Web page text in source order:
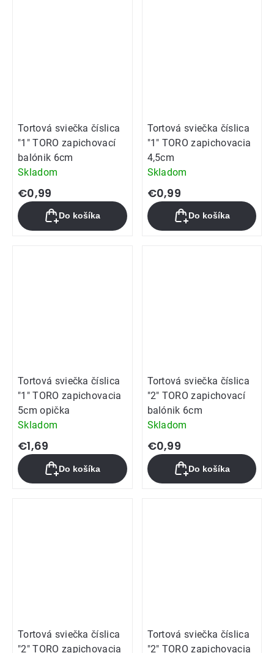
Tortová sviečka číslica
"1" TORO zapichovací
balónik 6cm
Skladom
€0,99
Do košíka
Tortová sviečka číslica
"1" TORO zapichovacia
4,5cm
Skladom
€0,99
Do košíka
Tortová sviečka číslica
"1" TORO zapichovacia
5cm opička
Skladom
€1,69
Do košíka
Tortová sviečka číslica
"2" TORO zapichovací
balónik 6cm
Skladom
€0,99
Do košíka
Tortová sviečka číslica
"2" TORO zapichovacia
Tortová sviečka číslica
"2" TORO zapichovacia